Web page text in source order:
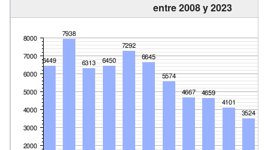
entre 2008 y 2023